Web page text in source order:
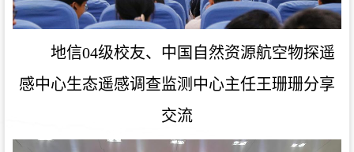
地信04级校友、中国自然资源航空物探遥
感中心生态遥感调查监测中心主任王珊珊分享
交流